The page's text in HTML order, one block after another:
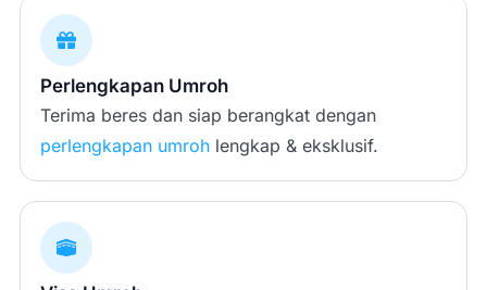
Perlengkapan Umroh
Terima beres dan siap berangkat dengan
perlengkapan umroh lengkap & eksklusif.